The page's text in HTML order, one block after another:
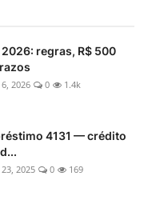
regras, R$ 500
2026 0 1.4k
4131 — crédito
2025 0 169